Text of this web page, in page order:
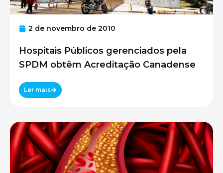
2 de novembro de 2010
Hospitais Públicos gerenciados pela
SPDM obtêm Acreditação Canadense
Ler mais